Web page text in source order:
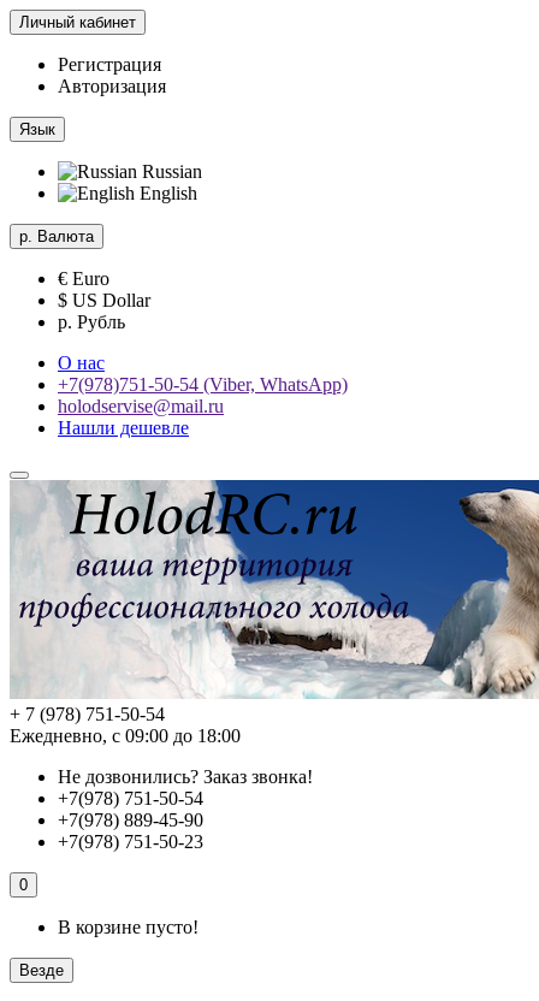
Личный кабинет
Регистрация
Авторизация
Язык
Russian
English
р. Валюта
€ Euro
$ US Dollar
р. Рубль
О нас
+7(978)751-50-54 (Viber, WhatsApp)
holodservise@mail.ru
Нашли дешевле
+ 7 (978) 751-50-54
Ежедневно, с 09:00 до 18:00
Не дозвонились? Заказ звонка!
+7(978) 751-50-54
+7(978) 889-45-90
+7(978) 751-50-23
0
В корзине пусто!
Везде